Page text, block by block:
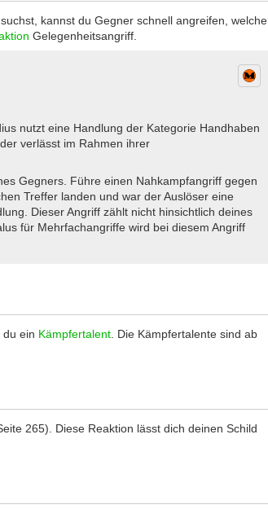
kannst du Gegner schnell angreifen, welche
Gelegenheitsangriff.
nutzt eine Handlung der Kategorie Handhaben
verlässt im Rahmen ihrer
Gegners. Führe einen Nahkampfangriff gegen
Treffer landen und war der Auslöser eine
Dieser Angriff zählt nicht hinsichtlich deines
für Mehrfachangriffe wird bei diesem Angriff
ein Kämpfertalent. Die Kämpfertalente sind ab
265). Diese Reaktion lässt dich deinen Schild